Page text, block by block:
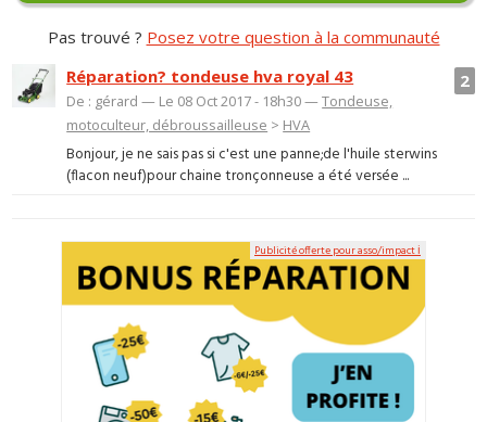
Pas trouvé ? Posez votre question à la communauté
2
Réparation? tondeuse hva royal 43
De : gérard — Le 08 Oct 2017 - 18h30 —Tondeuse,
motoculteur, débroussailleuse > HVA
Bonjour, je ne sais pas si c'est une panne;de l'huile sterwins
(flacon neuf)pour chaine tronçonneuse a été versée ...
Publicité offerte pour asso/impact ℹ